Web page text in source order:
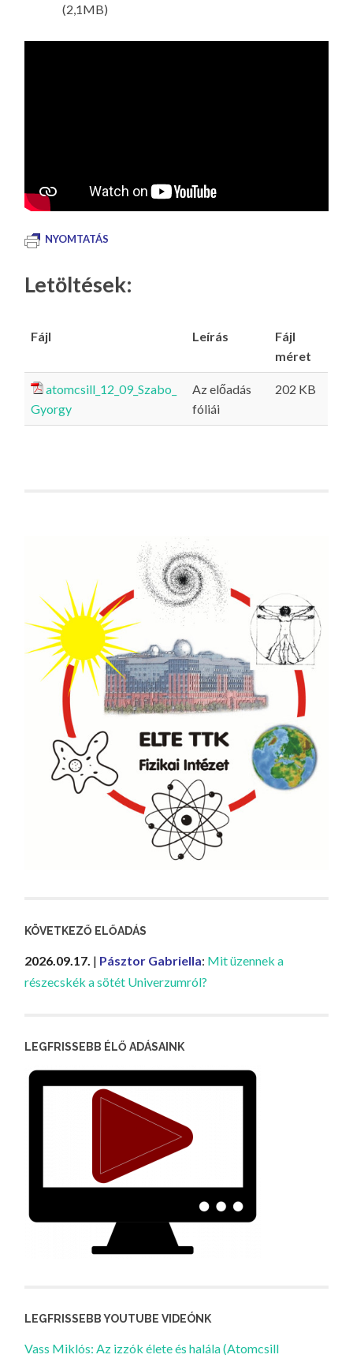
(2,1MB)
NYOMTATÁS
Letöltések:
Fájl Leírás
Fájl
méret
atomcsill_12_09_Szabo_
Gyorgy
Az előadás
fóliái
202 KB
KÖVETKEZŐ ELŐADÁS
2026.09.17. | Pásztor Gabriella: Mit üzennek a
részecskék a sötét Univerzumról?
LEGFRISSEBB ÉLŐ ADÁSAINK
LEGFRISSEBB YOUTUBE VIDEÓNK
Vass Miklós: Az izzók élete és halála (Atomcsill